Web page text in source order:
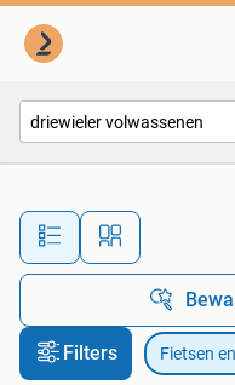
Alle
Filters Fietsen